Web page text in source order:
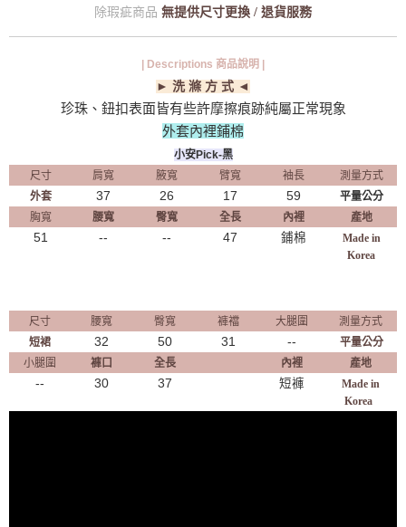
除瑕疵商品 無提供尺寸更換 / 退貨服務
| Descriptions 商品說明 |
► 洗 滌 方 式 ◄
珍珠、鈕扣表面皆有些許摩擦痕跡純屬正常現象
外套內裡鋪棉
小安Pick-黑
尺寸
肩寬 腋寬 臂寬 袖長
測量方式
外套
37 26 17 59
平量公分
胸寬
腰寬 臀寬 全長 內裡 產地
51 -- -- 47 鋪棉
Made in
Korea
尺寸 腰寬 臀寬 褲襠 大腿圍
測量方式
短裙
32 50 31 --
平量公分
小腿圍
褲口 全長 內裡 產地
-- 30 37 短褲
Made in
Korea